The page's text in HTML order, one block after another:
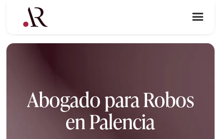
Abogado para Robos
en Palencia